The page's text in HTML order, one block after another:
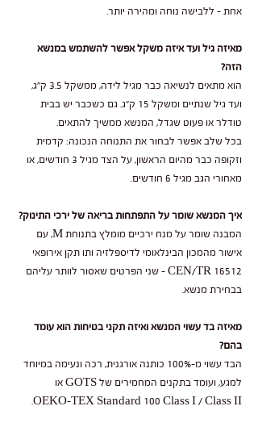
אחת - ללבישה נוחה ומהירה יותר.
מאיזה גיל ועד איזה משקל אפשר להשתמש במנשא
הזה?
הוא מתאים לנשיאה כבר מגיל לידה, ממשקל 3.5 ק"ג,
ועד גיל שנתיים ומשקל 15 ק"ג. גם כשכבר יש בבית
טודלר או פעוט שגדל, המנשא ממשיך להתאים.
בכל שלב אפשר לבחור את התנוחה הנכונה: קדמית
וזקופה כבר מהיום הראשון, על הצד מגיל 3 חודשים, או
מאחורי הגב מגיל 6 חודשים.
איך המנשא שומר על התפתחות בריאה של ירכי התינוק?
המבנה שומר על מנח ירכיים מומלץ בתנוחת M, עם
אישור מהמכון הבינלאומי לדיספלזיה ותו תקן אירופאי
CEN/TR 16512 - שני הפרטים שאסור לוותר עליהם
בבחירת מנשא.
מאיזה בד עשוי המנשא ואיזה תקני בטיחות הוא עומד
בהם?
הבד עשוי מ-100% כותנה אורגנית, רכה ונעימה במיוחד
למגע, ועומד בתקנים המחמירים של GOTS או
OEKO-TEX Standard 100 Class I / Class II.